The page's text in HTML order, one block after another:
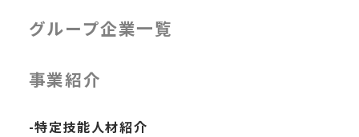
グループ企業一覧
事業紹介
-特定技能人材紹介